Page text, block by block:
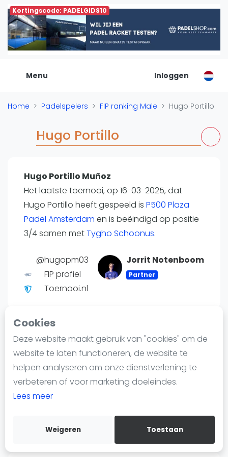
Cookies
Deze website maakt gebruik van "cookies" om de
website te laten functioneren, de website te
helpen analyseren om onze dienstverlening te
verbeteren of voor marketing doeleindes.
Lees meer
Weigeren Toestaan
Kortingscode: PADELGIDS10
Menu
De Padel Gids
Alle padel locaties
Padelwinkels
Organisatie
Banenbouwers
Reserveringssystemen
Laatste updates
Padel
Forum
Nieuws
Vragen over padel
Padelgear
Informatie
Over ons
Contact
Adverteren
Insights
WhatsApp
Join WhatsApp Community
Inloggen
Home Padelspelers FIP ranking Male Hugo Portillo
Hugo Portillo
Hugo Portillo Muñoz
Het laatste toernooi, op 16-03-2025, dat
Hugo Portillo heeft gespeeld is P500 Plaza
Padel Amsterdam en is beëindigd op positie
3/4 samen metTygho Schoonus.
@hugopm03
FIP profiel
Toernooi.nl
Jorrit Notenboom
Partner
Speelpositie
--